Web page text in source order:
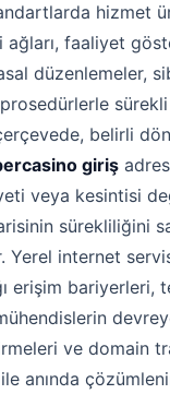
hizmet
ağları, faaliyet
düzenlemeler,
belirli
giriş
veya kesintisi
sürekliliğini
internet servis
erişim bariyerleri,
ve domain
anında